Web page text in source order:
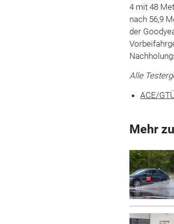
4 mit 48
nach 56,9
der
Alle
ACE/
Mehr